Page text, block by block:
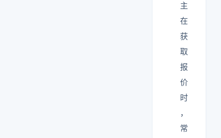
主
在
获
取
报
价
时
，
常